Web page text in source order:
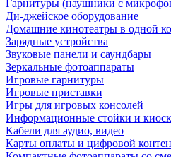
Гарнитуры (наушники с
Ди-джейское оборудование
Домашние кинотеатры в одной
Зарядные устройства
Звуковые панели и саундбары
Зеркальные фотоаппараты
Игровые гарнитуры
Игровые приставки
Игры для игровых консолей
Информационные стойки и
Кабели для аудио, видео
Карты оплаты и цифровой